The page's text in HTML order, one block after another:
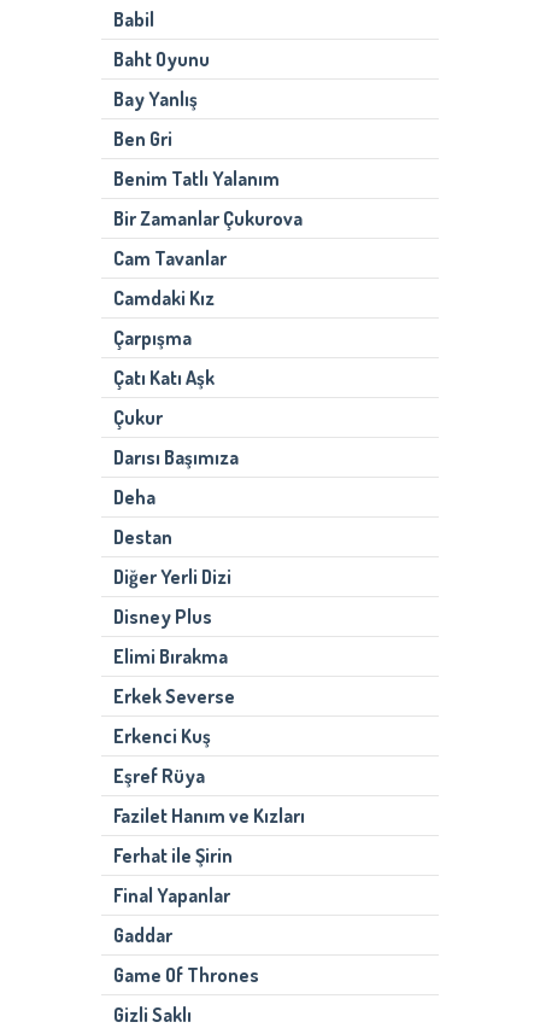
Babil
Baht Oyunu
Bay Yanlış
Ben Gri
Benim Tatlı Yalanım
Bir Zamanlar Çukurova
Cam Tavanlar
Camdaki Kız
Çarpışma
Çatı Katı Aşk
Çukur
Darısı Başımıza
Deha
Destan
Diğer Yerli Dizi
Disney Plus
Elimi Bırakma
Erkek Severse
Erkenci Kuş
Eşref Rüya
Fazilet Hanım ve Kızları
Ferhat ile Şirin
Final Yapanlar
Gaddar
Game Of Thrones
Gizli Saklı